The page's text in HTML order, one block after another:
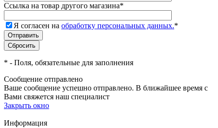
Ссылка на товар другого магазина*
Я согласен на обработку персональных данных.*
* - Поля, обязательные для заполнения
Сообщение отправлено
Ваше сообщение успешно отправлено. В ближайшее время с
Вами свяжется наш специалист
Закрыть окно
Информация